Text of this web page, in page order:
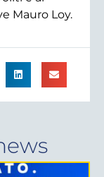
Mauro Loy.